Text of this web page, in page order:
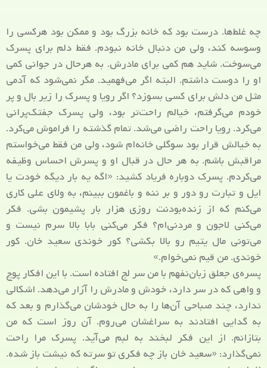
چه غلط‌ها. درست بود که خانه بزرگ بود و ممکن بود هرکسی را
وسوسه کند، ولی من دنبال خانه نبودم. فقط دلم برای پسرک
می‌سوخت. شاید هم کمی برای مادرش. به هرحال در جوانی کمی
او را دوست داشتم. البته اگر می‌فهمید. مگر نمی‌شود که آدمی
مثل من دلش برای کسی بسوزد؟ اگر رویا و پسرک را زیر بال و پر
خودم می‌گرفتم، خیالم راحت‌تر بود، ولی پسرک جفتک‌پرانی
می‌کرد. رویا راحت راضی می‌شد. تمام گذشته را فراموش می‌کرد.
به خیالش قرار بود سوگلی خانه‌ام شود، ولی من فقط می‌خواستم
مراقبش باشم. به هر حال در قبال او و پسرش احساس وظیفه
می‌کردم. پسرک دوباره فریاد کشید: «اگه یه بار دیگه خودت یا
ایل و تبارت رو دور و بر ننه و باغمون ببینم، به ولای علی کاری
می‌کنم که از زنده‌بودنت روزی هزار بار پشیمون بشی. فکر
می‌کنی لاجون و مردنی‌‌ام؟ فکر می‌کنی بابا بالا سرم نیست و
می‌تونی مال یتیم رو بالا بکشی؟ کور خوندی سعید خان. کور
خوندی. من قیم نمی‌خوام.»
پسره‌ی جعلق زبان‌نفهم با من سر لج افتاده است. با این افکار پوچ
و واهی که در سر دارد، خودش و مادرش را آزار می‌دهد. اشکالی
ندارد، چند صباحی آن‌ها را به حال خودشان می‌گذارم و بعد که
به گدایی افتادند به سراغشان می‌روم. آن روز است که من
بتازانم. از این فکر لبخند به لبم می‌آید. پسرک مرا راحت
نمی‌گذارد: «سعید خان باز چه فکری تو سرته که نیشت باز شده.